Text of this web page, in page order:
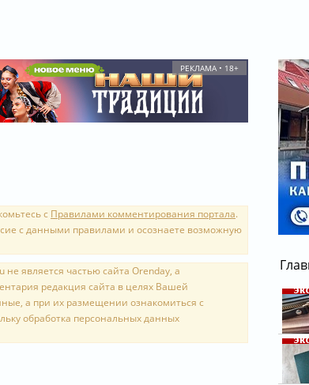
РЕКЛАМА • 18+
с Правилами комментирования портала.
с данными правилами и осознаете возможную
является частью сайта Orenday, а
редакция сайта в целях Вашей
а при их размещении ознакомиться с
обработка персональных данных
8